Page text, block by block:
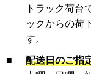
トラック荷台
ックからの荷
す。
■
配送日のご指